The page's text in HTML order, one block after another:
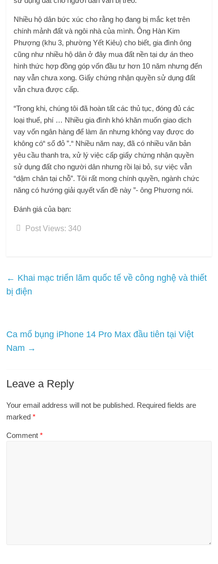
Nhiều hộ dân bức xúc cho rằng họ đang bị mắc kẹt trên
chính mảnh đất và ngôi nhà của mình. Ông Hàn Kim
Phượng (khu 3, phường Yết Kiêu) cho biết, gia đình ông
cũng như nhiều hộ dân ở đây mua đất nền tại dự án theo
hình thức hợp đồng góp vốn đầu tư hơn 10 năm nhưng đến
nay vẫn chưa xong. Giấy chứng nhận quyền sử dụng đất
vẫn chưa được cấp.
“Trong khi, chúng tôi đã hoàn tất các thủ tục, đóng đủ các
loại thuế, phí … Nhiều gia đình khó khăn muốn giao dịch
vay vốn ngân hàng để làm ăn nhưng không vay được do
không có“ sổ đỏ ”.“ Nhiều năm nay, đã có nhiều văn bản
yêu cầu thanh tra, xử lý việc cấp giấy chứng nhận quyền
sử dụng đất cho người dân nhưng rồi lại bỏ, sự việc vẫn
“dậm chân tại chỗ”. Tôi rất mong chính quyền, ngành chức
năng có hướng giải quyết vấn đề này ”- ông Phương nói.
Đánh giá của bạn:
Post Views: 340
← Khai mạc triển lãm quốc tế về công nghệ và thiết
bị điện
Ca mổ bụng iPhone 14 Pro Max đầu tiên tại Việt
Nam →
Leave a Reply
Your email address will not be published. Required fields are
marked*
Comment*